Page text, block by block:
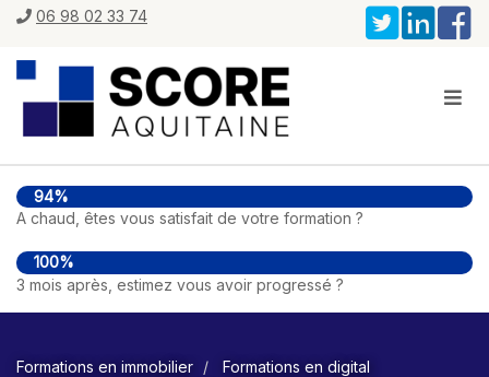
06 98 02 33 74
94%
A chaud, êtes vous satisfait de votre formation ?
100%
3 mois après, estimez vous avoir progressé ?
Formations en immobilier
Formations en digital